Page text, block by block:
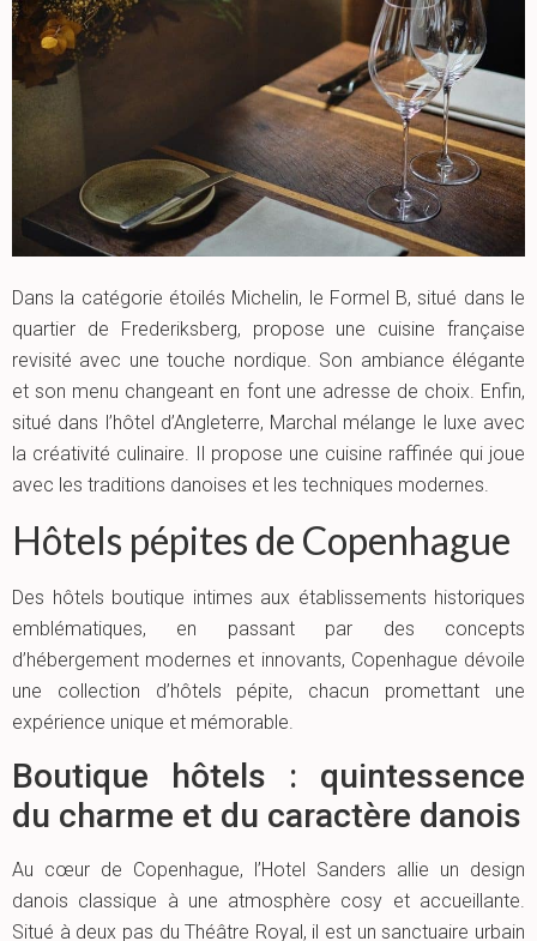
Dans la catégorie étoilés Michelin, le Formel B, situé dans le
quartier de Frederiksberg, propose une cuisine française
revisité avec une touche nordique. Son ambiance élégante
et son menu changeant en font une adresse de choix. Enfin,
situé dans l’hôtel d’Angleterre, Marchal mélange le luxe avec
la créativité culinaire. Il propose une cuisine raffinée qui joue
avec les traditions danoises et les techniques modernes.
Hôtels pépites de Copenhague
Des hôtels boutique intimes aux établissements historiques
emblématiques, en passant par des concepts
d’hébergement modernes et innovants, Copenhague dévoile
une collection d’hôtels pépite, chacun promettant une
expérience unique et mémorable.
Boutique hôtels : quintessence
du charme et du caractère danois
Au cœur de Copenhague, l’Hotel Sanders allie un design
danois classique à une atmosphère cosy et accueillante.
Situé à deux pas du Théâtre Royal, il est un sanctuaire urbain